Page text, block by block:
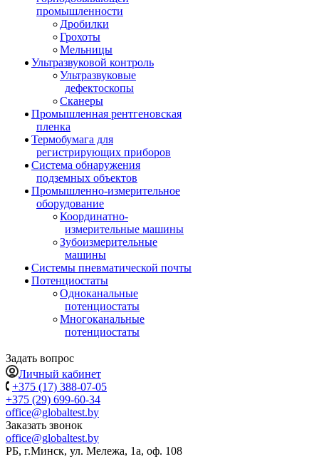
промышленности
Дробилки
Грохоты
Мельницы
Ультразвуковой контроль
Ультразвуковые
дефектоскопы
Сканеры
Промышленная рентгеновская
пленка
Термобумага для
регистрирующих приборов
Система обнаружения
подземных объектов
Промышленно-измерительное
оборудование
Координатно-
измерительные машины
Зубоизмерительные
машины
Системы пневматической почты
Потенциостаты
Одноканальные
потенциостаты
Многоканальные
потенциостаты
Задать вопрос
Личный кабинет
+375 (17) 388-07-05
+375 (29) 699-60-34
office@globaltest.by
Заказать звонок
office@globaltest.by
РБ, г.Минск, ул. Мележа, 1а, оф. 108